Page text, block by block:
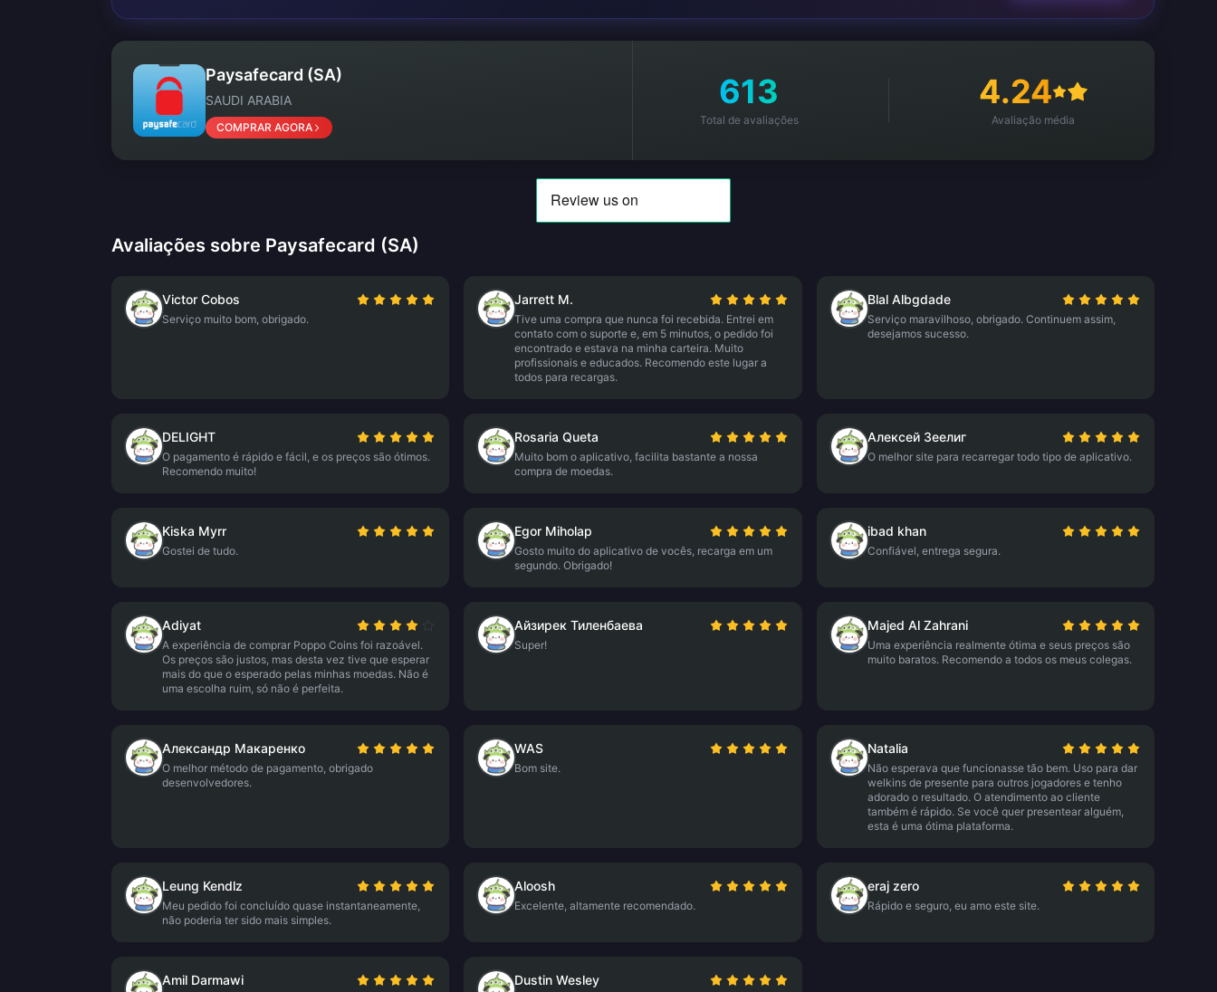
Paysafecard (SA)
SAUDI ARABIA
COMPRAR AGORA
613
Total de avaliações
4.24
Avaliação média
Avaliações sobre Paysafecard (SA)
Victor Cobos
Serviço muito bom, obrigado.
Jarrett M.
Tive uma compra que nunca foi recebida. Entrei em
contato com o suporte e, em 5 minutos, o pedido foi
encontrado e estava na minha carteira. Muito
profissionais e educados. Recomendo este lugar a
todos para recargas.
Blal Albgdade
Serviço maravilhoso, obrigado. Continuem assim,
desejamos sucesso.
DELIGHT
O pagamento é rápido e fácil, e os preços são ótimos.
Recomendo muito!
Rosaria Queta
Muito bom o aplicativo, facilita bastante a nossa
compra de moedas.
Алексей Зеелиг
O melhor site para recarregar todo tipo de aplicativo.
Kiska Myrr
Gostei de tudo.
Egor Miholap
Gosto muito do aplicativo de vocês, recarga em um
segundo. Obrigado!
ibad khan
Confiável, entrega segura.
Adiyat
A experiência de comprar Poppo Coins foi razoável.
Os preços são justos, mas desta vez tive que esperar
mais do que o esperado pelas minhas moedas. Não é
uma escolha ruim, só não é perfeita.
Айзирек Тиленбаева
Super!
Majed Al Zahrani
Uma experiência realmente ótima e seus preços são
muito baratos. Recomendo a todos os meus colegas.
Александр Макаренко
O melhor método de pagamento, obrigado
desenvolvedores.
WAS
Bom site.
Natalia
Não esperava que funcionasse tão bem. Uso para dar
welkins de presente para outros jogadores e tenho
adorado o resultado. O atendimento ao cliente
também é rápido. Se você quer presentear alguém,
esta é uma ótima plataforma.
Leung Kendlz
Meu pedido foi concluído quase instantaneamente,
não poderia ter sido mais simples.
Aloosh
Excelente, altamente recomendado.
eraj zero
Rápido e seguro, eu amo este site.
Amil Darmawi Dustin Wesley